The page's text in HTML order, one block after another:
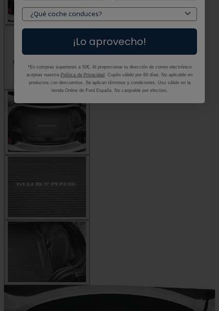
¡Lo aprovecho!
*En compras superiores a 50€. Al proporcionar tu dirección de correo electrónico
aceptas nuestra Política de Privacidad . Cupón válido por 60 días. No aplicable en
productos con descuentos. Se aplican términos y condiciones. Uso válido en la
tienda Online de Ford España. No canjeable por efectivo.